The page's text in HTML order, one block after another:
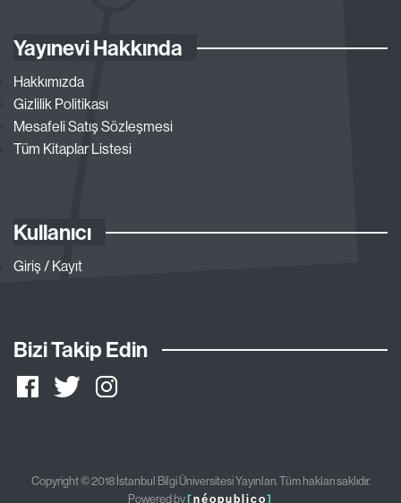
Yayınevi Hakkında
Hakkımızda
Gizlilik Politikası
Mesafeli Satış Sözleşmesi
Tüm Kitaplar Listesi
Kullanıcı
Giriş / Kayıt
Bizi Takip Edin
Copyright © 2018 İstanbul Bilgi Üniversitesi Yayınları. Tüm hakları saklıdır.
Powered by[néopublico]